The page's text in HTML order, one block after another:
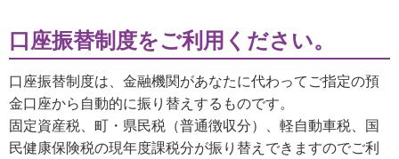
口座振替制度をご利用ください。
口座振替制度は、金融機関があなたに代わってご指定の預
金口座から自動的に振り替えするものです。
固定資産税、町・県民税（普通徴収分）、軽自動車税、国
民健康保険税の現年度課税分が振り替えできますのでご利